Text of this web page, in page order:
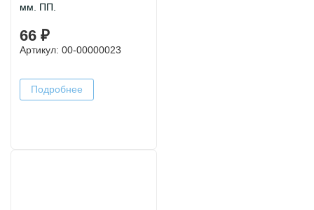
мм. ПП.
66 ₽
Артикул: 00-00000023
Подробнее